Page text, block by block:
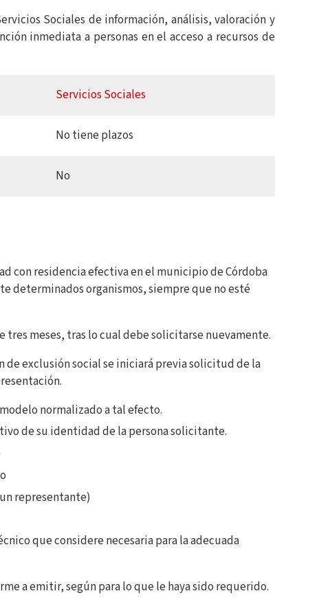
Sociales de información, análisis, valoración y
inmediata a personas en el acceso a recursos de
Servicios Sociales
No tiene plazos
No
con residencia efectiva en el municipio de Córdoba
determinados organismos, siempre que no esté
meses, tras lo cual debe solicitarse nuevamente.
exclusión social se iniciará previa solicitud de la
normalizado a tal efecto.
de su identidad de la persona solicitante.
representante)
que considere necesaria para la adecuada
a emitir, según para lo que le haya sido requerido.